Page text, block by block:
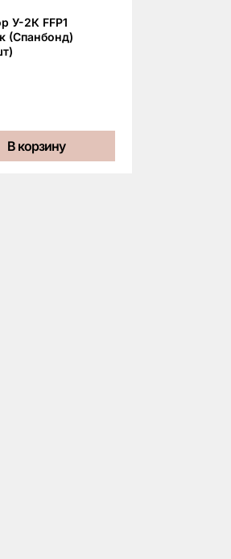
У-2К FFP1
(Спанбонд)
В корзину